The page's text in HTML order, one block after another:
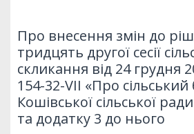
Про внесення змін до
тридцять другої сесії
скликання від 24 грудня
154-32-VІІ «Про
Кошівської сільської
та додатку 3 до нього